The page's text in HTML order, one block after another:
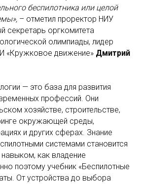
беспилотника или целой
– отметил проректор НИУ
секретарь оргкомитета
олимпиады, лидер
«Кружковое движение» Дмитрий
— это база для развития
профессий. Они
хозяйстве, строительстве,
окружающей среды,
и других сферах. Знание
системами становится
как владение
поэтому учебник «Беспилотные
От устройства до выбора